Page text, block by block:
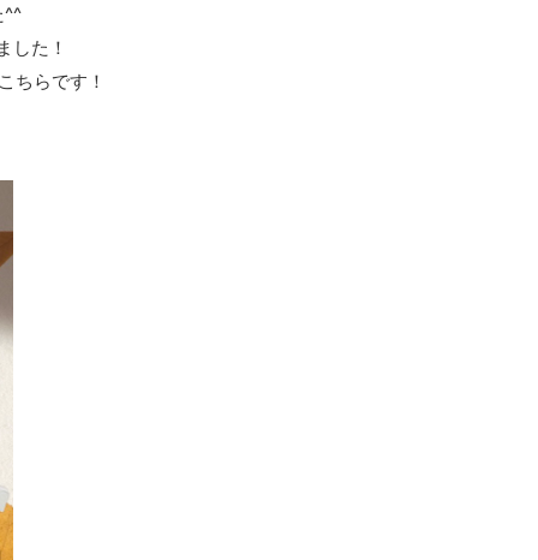
^^
した！
ちらです！